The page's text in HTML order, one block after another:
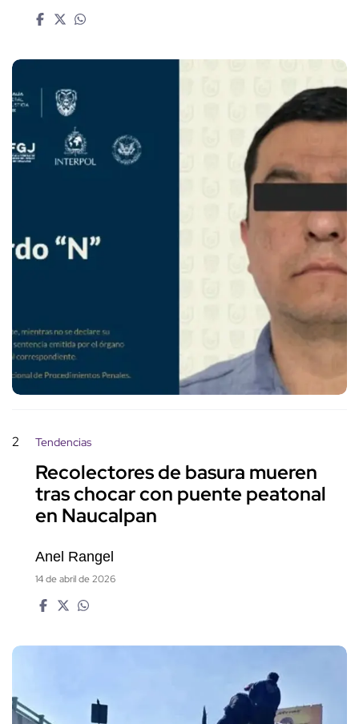
2 Tendencias
Recolectores de basura mueren
tras chocar con puente peatonal
en Naucalpan
Anel Rangel
14 de abril de 2026